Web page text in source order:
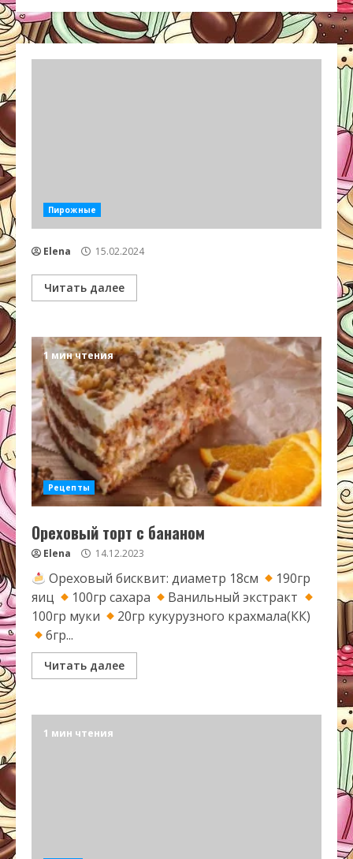
Пирожные
Elena 15.02.2024
Читать далее
1 мин чтения
Рецепты
Ореховый торт с бананом
Elena 14.12.2023
Ореховый бисквит: диаметр 18см
190гр
яиц
100гр сахара
Ванильный экстракт
100гр муки
20гр кукурузного крахмала(КК)
6гр...
Читать далее
1 мин чтения